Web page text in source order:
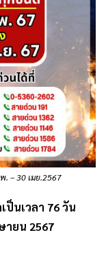
. – 30 เมย.2567
ป็นเวลา 76 วัน
ายน 2567